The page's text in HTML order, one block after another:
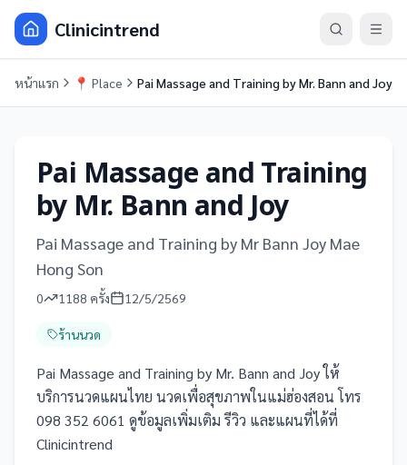
Clinicintrend
หน้าแรก 📍 Place Pai Massage and Training by Mr. Bann and Joy
Pai Massage and Training
by Mr. Bann and Joy
Pai Massage and Training by Mr Bann Joy Mae
Hong Son
0 1188 ครั้ง 12/5/2569
ร้านนวด
Pai Massage and Training by Mr. Bann and Joy ให้
บริการนวดแผนไทย นวดเพื่อสุขภาพในแม่ฮ่องสอน โทร
098 352 6061 ดูข้อมูลเพิ่มเติม รีวิว และแผนที่ได้ที่
Clinicintrend